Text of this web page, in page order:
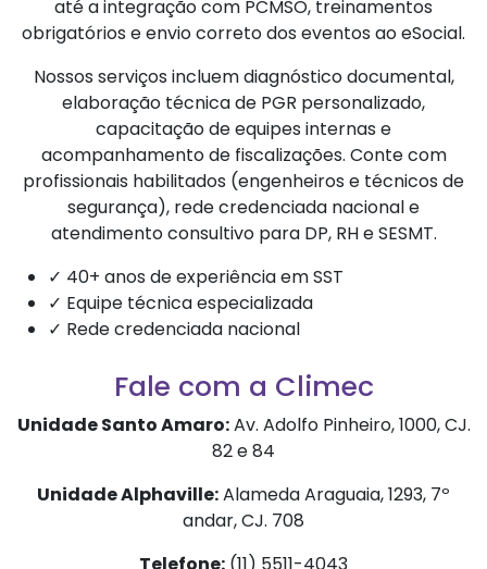
até a integração com PCMSO, treinamentos
obrigatórios e envio correto dos eventos ao eSocial.
Nossos serviços incluem diagnóstico documental,
elaboração técnica de PGR personalizado,
capacitação de equipes internas e
acompanhamento de fiscalizações. Conte com
profissionais habilitados (engenheiros e técnicos de
segurança), rede credenciada nacional e
atendimento consultivo para DP, RH e SESMT.
✓ 40+ anos de experiência em SST
✓ Equipe técnica especializada
✓ Rede credenciada nacional
Fale com a Climec
Unidade Santo Amaro:Av. Adolfo Pinheiro, 1000, CJ.
82 e 84
Unidade Alphaville:Alameda Araguaia, 1293, 7º
andar, CJ. 708